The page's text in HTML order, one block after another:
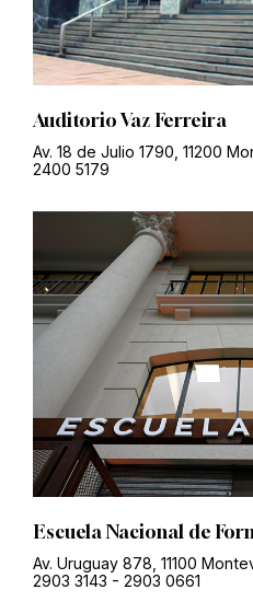
Auditorio Vaz Ferreira
Av. 18 de Julio 1790, 11200
2400 5179
Escuela Nacional de
Av. Uruguay 878, 11100
2903 3143 - 2903 0661